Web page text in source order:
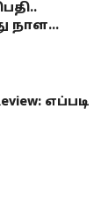
நாள...
எப்படி